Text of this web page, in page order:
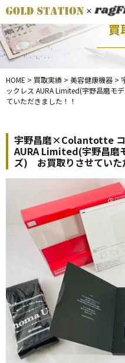
買
HOME > 買取実績 > 美容健康機器 >
ックレス AURA Limited(宇野昌磨
ていただきました！！
宇野昌磨×Colantotte コ
AURA Limited(宇野昌磨
ズ) お買取りさせていた